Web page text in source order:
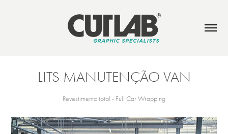
LITS MANUTENÇÃO VAN
Revestimento total - Full Car Wrapping